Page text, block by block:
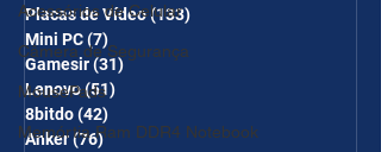
Acessórios de Celular
Câmera de Segurança
MousePads
Memórtia Ram DDR4 Notebook
Placas de Vídeo(133)
Mini PC(7)
Gamesir(31)31 posts
Lenovo(51)
8bitdo(42)
Anker(76)76 posts